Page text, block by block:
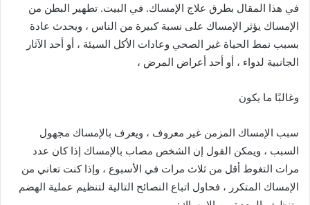
في هذا المقال بطرق علاج الإمساك. في البيت. تطهير البطن من
الإمساك يؤثر الإمساك على نسبة كبيرة من الناس ، ويحدث عادة
بسبب نمط الحياة غير الصحي وعادات الأكل السيئة ، أو أحد الآثار
الجانبية لدواء ، أو أحد أعراض المرض ،
وغالبًا ما يكون
سبب الإمساك المزمن غير معروف ، ويعرف بالإمساك مجهول
السبب ، ويمكن القول إن الشخص مصاب بالإمساك إذا كان عدد
مرات التغوط أقل من ثلاث مرات في الأسبوع ، وإذا كنت تعاني من
الإمساك المتكرر ، فحاول اتباع النصائح التالية لتنظيم عملية الهضم